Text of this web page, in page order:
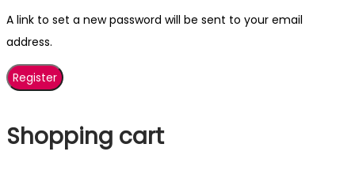
A link to set a new password will be sent to your email
address.
Register
Shopping cart